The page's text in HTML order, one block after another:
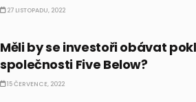
27 LISTOPADU, 2022
Měli by se investoři obávat
společnosti Five Below?
15 ČERVENCE, 2022